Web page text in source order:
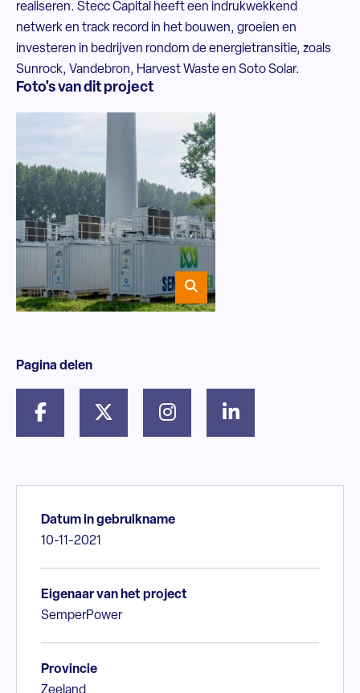
realiseren. Stecc Capital heeft een indrukwekkend
netwerk en track record in het bouwen, groeien en
investeren in bedrijven rondom de energietransitie, zoals
Sunrock, Vandebron, Harvest Waste en Soto Solar.
Foto's van dit project
Pagina delen
Datum in gebruikname
10-11-2021
Eigenaar van het project
SemperPower
Provincie